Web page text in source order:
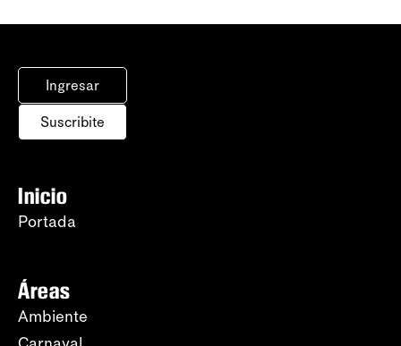
Ingresar
Suscribite
Inicio
Portada
Áreas
Ambiente